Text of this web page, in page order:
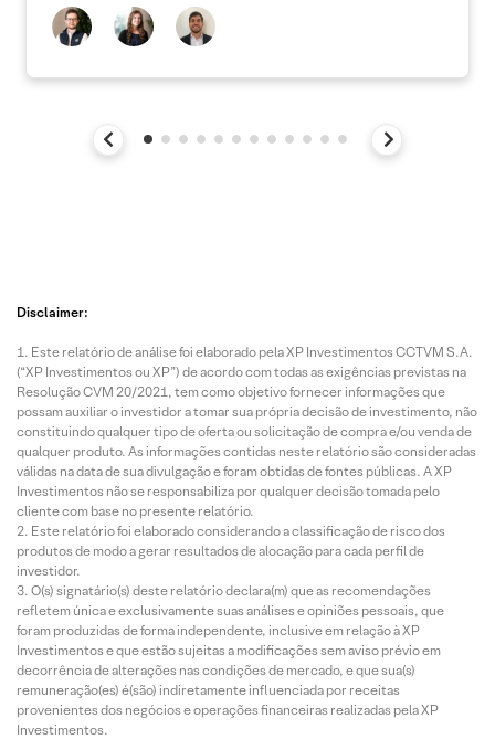
Disclaimer:
Este relatório de análise foi elaborado pela XP Investimentos CCTVM S.A.
(“XP Investimentos ou XP”) de acordo com todas as exigências previstas na
Resolução CVM 20/2021, tem como objetivo fornecer informações que
possam auxiliar o investidor a tomar sua própria decisão de investimento, não
constituindo qualquer tipo de oferta ou solicitação de compra e/ou venda de
qualquer produto. As informações contidas neste relatório são consideradas
válidas na data de sua divulgação e foram obtidas de fontes públicas. A XP
Investimentos não se responsabiliza por qualquer decisão tomada pelo
cliente com base no presente relatório.
Este relatório foi elaborado considerando a classificação de risco dos
produtos de modo a gerar resultados de alocação para cada perfil de
investidor.
O(s) signatário(s) deste relatório declara(m) que as recomendações
refletem única e exclusivamente suas análises e opiniões pessoais, que
foram produzidas de forma independente, inclusive em relação à XP
Investimentos e que estão sujeitas a modificações sem aviso prévio em
decorrência de alterações nas condições de mercado, e que sua(s)
remuneração(es) é(são) indiretamente influenciada por receitas
provenientes dos negócios e operações financeiras realizadas pela XP
Investimentos.